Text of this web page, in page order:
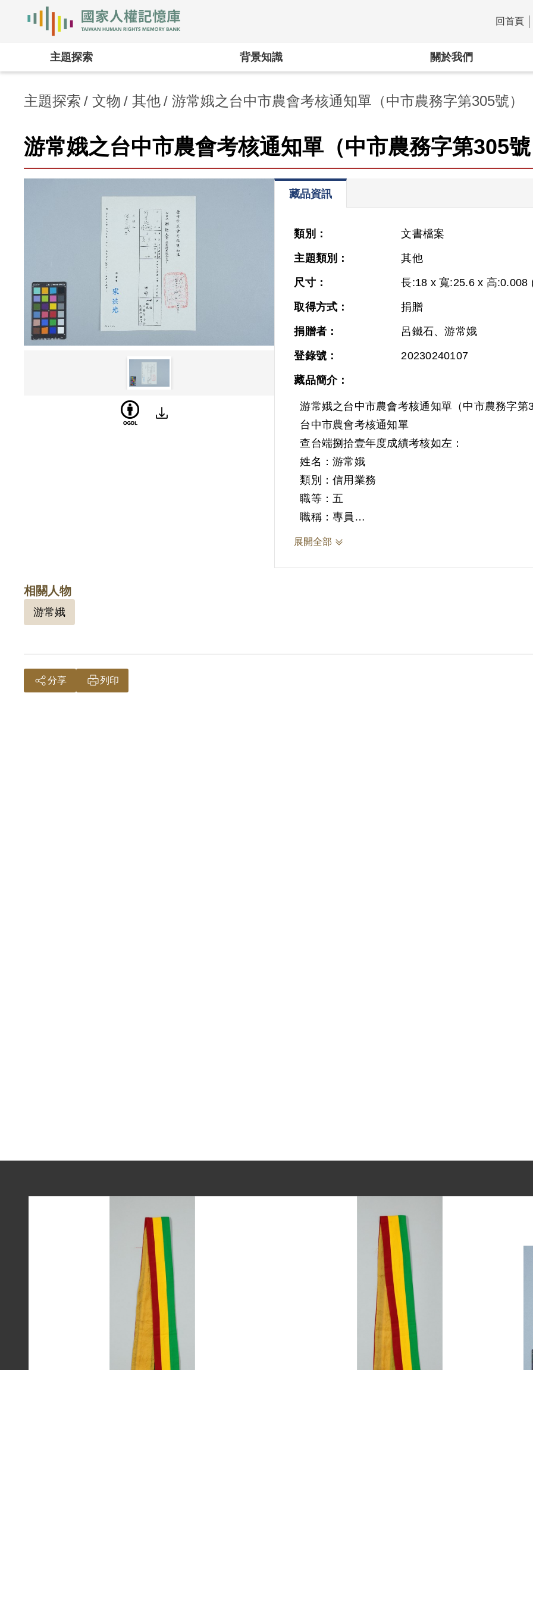
:::
回首頁
主題探索 背景知識 關於我們
主題探索 文物 其他 游常娥之台中市農會考核通知單（中市農務字第305號）
游常娥之台中市農會考核通知單（中市農務字第305號
藏品資訊
類別： 文書檔案
主題類別： 其他
尺寸： 長:18 x 寬:25.6 x 高:0.008
取得方式： 捐贈
捐贈者： 呂鐵石、游常娥
登錄號： 20230240107
藏品簡介：
游常娥之台中市農會考核通知單（中市農務字第
台中市農會考核通知單
查台端捌拾壹年度成績考核如左：
姓名：游常娥
類別：信用業務
職等：五
職稱：專員
原等級薪點：五等一級126點
展開全部
相關人物
游常娥
分享 列印